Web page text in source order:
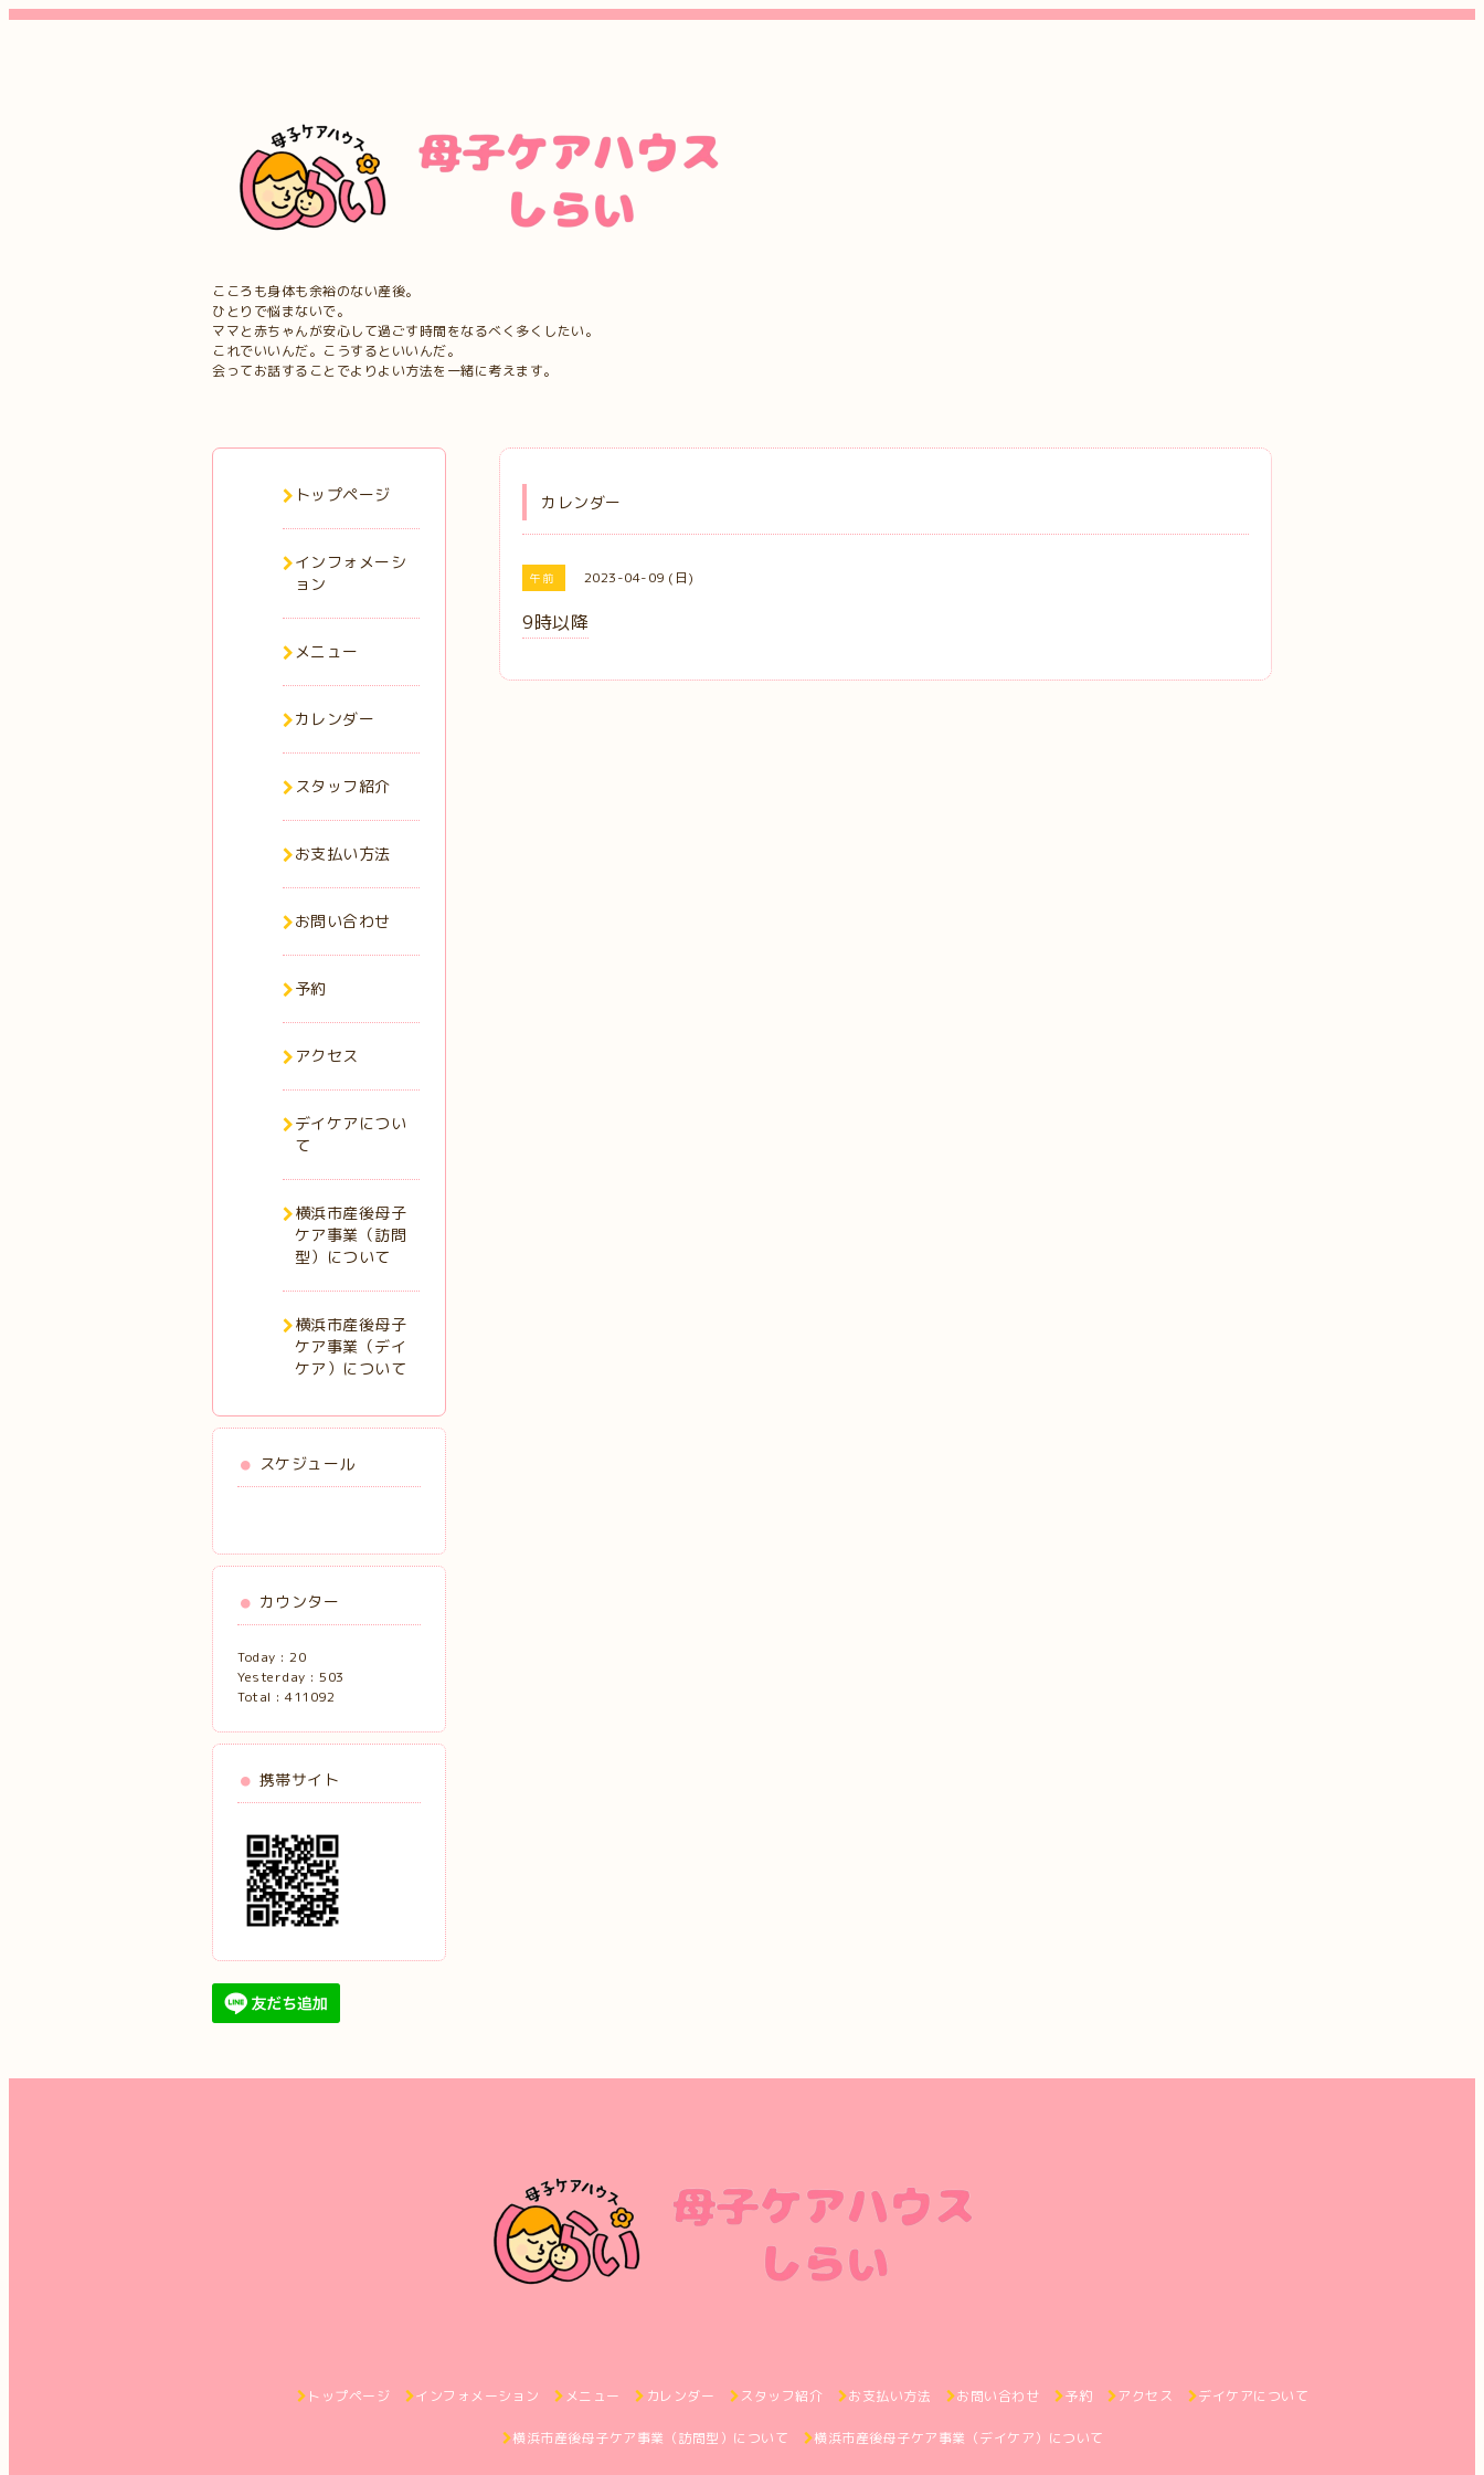
こころも身体も余裕のない産後。
ひとりで悩まないで。
ママと赤ちゃんが安心して過ごす時間をなるべく多くしたい。
これでいいんだ。こうするといいんだ。
会ってお話することでよりよい方法を一緒に考えます。
カレンダー
午前 2023-04-09 (日)
9時以降
トップページ
インフォメーシ
ョン
メニュー
カレンダー
スタッフ紹介
お支払い方法
お問い合わせ
予約
アクセス
デイケアについ
て
横浜市産後母子
ケア事業（訪問
型）について
横浜市産後母子
ケア事業（デイ
ケア）について
スケジュール
カウンター
Today : 20
Yesterday : 503
Total : 411092
携帯サイト
トップページ インフォメーション メニュー カレンダー スタッフ紹介 お支払い方法 お問い合わせ 予約 アクセス デイケアについて
横浜市産後母子ケア事業（訪問型）について 横浜市産後母子ケア事業（デイケア）について